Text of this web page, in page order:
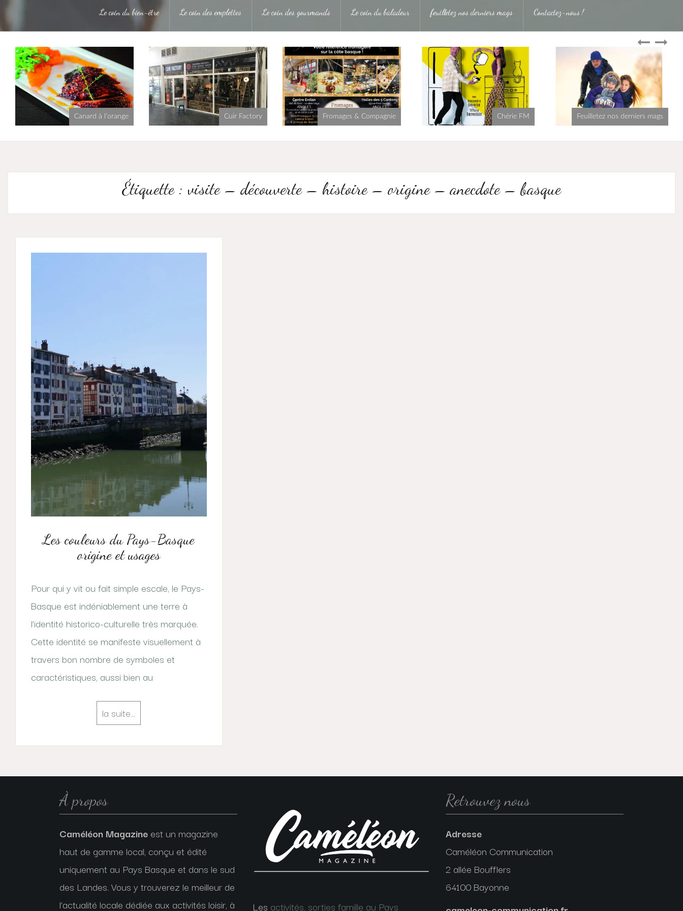
Le coin du bien-être Le coin des emplettes Le coin des gourmands Le coin du baladeur feuilletez nos derniers mags Contactez-nous !
Canard à l’orange Cuir Factory Fromages & Compagnie Chérie FM Feuilletez nos derniers mags
Étiquette : visite – découverte – histoire – origine – anecdote – basque
Les couleurs du Pays-Basque
origine et usages
Pour qui y vit ou fait simple escale, le Pays-
Basque est indéniablement une terre à
l’identité historico-culturelle très marquée.
Cette identité se manifeste visuellement à
travers bon nombre de symboles et
caractéristiques, aussi bien au
la suite…
À propos
Caméléon Magazine est un magazine
haut de gamme local, conçu et édité
uniquement au Pays Basque et dans le sud
des Landes. Vous y trouverez le meilleur de
l’actualité locale dédiée aux activités loisir, à
Les activités, sorties famille au Pays
Retrouvez nous
Adresse
Caméléon Communication
2 allée Boufflers
64100 Bayonne